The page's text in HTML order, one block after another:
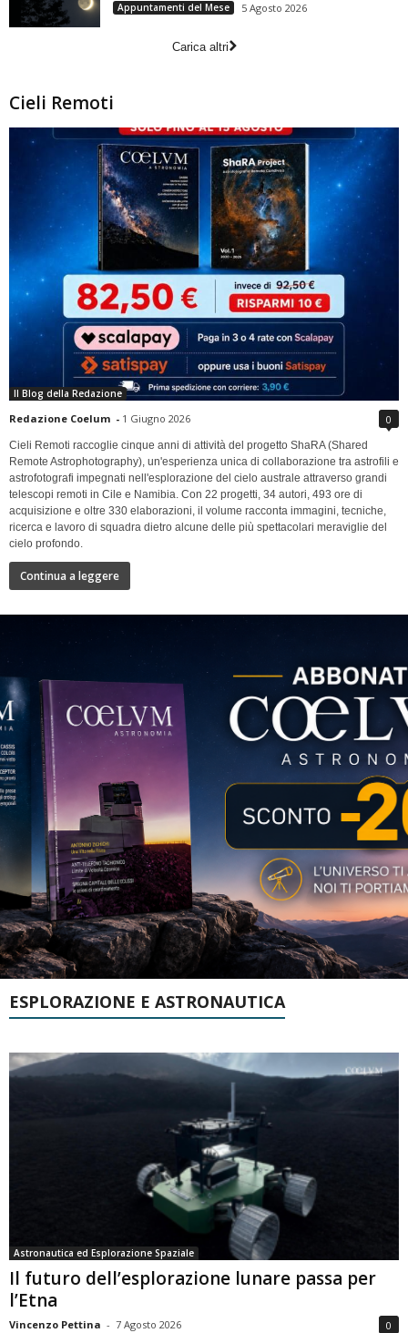
Appuntamenti del Mese 5 Agosto 2026
Carica altri
Cieli Remoti
Il Blog della Redazione
Redazione Coelum - 1 Giugno 2026 0
Cieli Remoti raccoglie cinque anni di attività del progetto ShaRA (Shared
Remote Astrophotography), un'esperienza unica di collaborazione tra astrofili e
astrofotografi impegnati nell'esplorazione del cielo australe attraverso grandi
telescopi remoti in Cile e Namibia. Con 22 progetti, 34 autori, 493 ore di
acquisizione e oltre 330 elaborazioni, il volume racconta immagini, tecniche,
ricerca e lavoro di squadra dietro alcune delle più spettacolari meraviglie del
cielo profondo.
Continua a leggere
ESPLORAZIONE E ASTRONAUTICA
Astronautica ed Esplorazione Spaziale
Il futuro dell’esplorazione lunare passa per
l’Etna
Vincenzo Pettina - 7 Agosto 2026 0